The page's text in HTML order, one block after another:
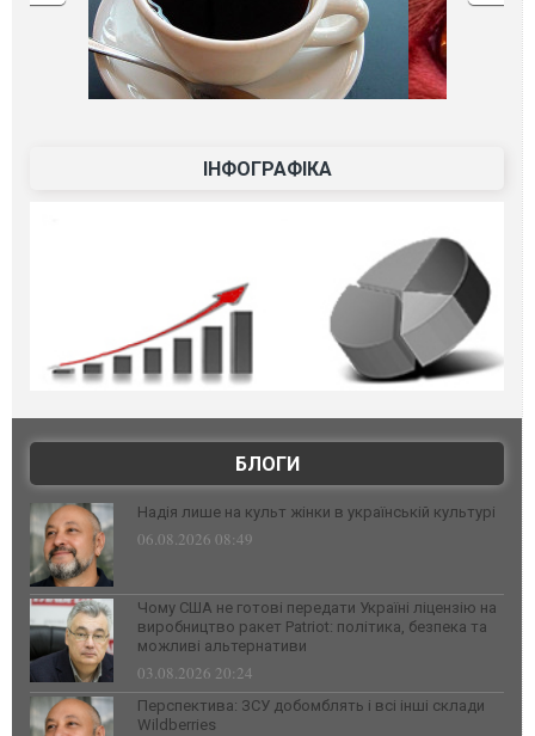
ІНФОГРАФІКА
БЛОГИ
Надія лише на культ жінки в українській культурі
06.08.2026 08:49
Чому США не готові передати Україні ліцензію на
виробництво ракет Patriot: політика, безпека та
можливі альтернативи
03.08.2026 20:24
Перспектива: ЗСУ добомблять і всі інші склади
Wildberries